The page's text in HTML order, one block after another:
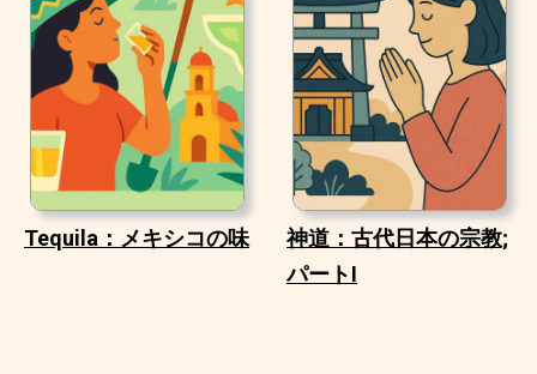
Tequila：メキシコの味
神道：古代日本の宗教;
パートI